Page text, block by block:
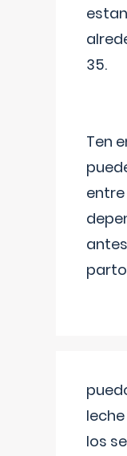
35.
Ten
entre
los